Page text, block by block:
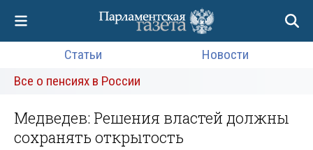
Статьи
Новости
Все о пенсиях в России
Медведев: Решения властей должны
сохранять открытость